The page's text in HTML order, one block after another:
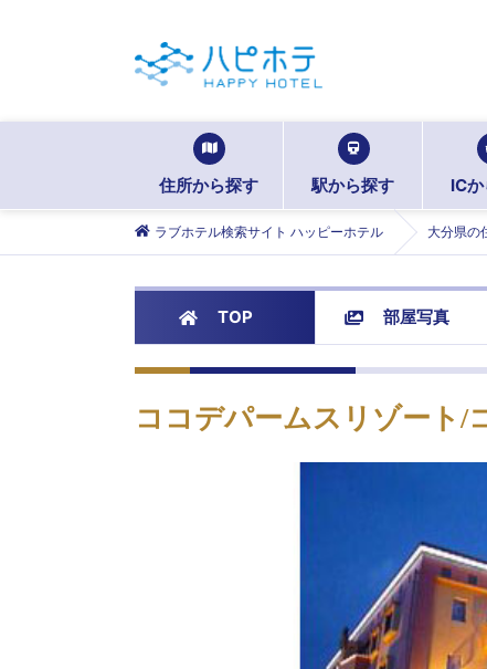
住所から探す 駅から探す IC
ラブホテル検索サイト ハッピーホテル 大分県の
TOP 部屋写真
ココデパームスリゾート/